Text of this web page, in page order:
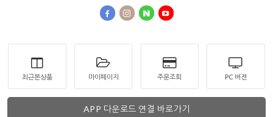
최근본상품 마이페이지 주문조회 PC 버젼
APP 다운로드 연결 바로가기